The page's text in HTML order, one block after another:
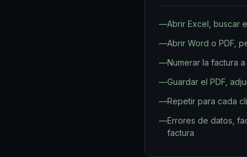
—Abrir Excel, buscar
—Abrir Word o PDF,
—Numerar la factura
—Guardar el PDF,
—Repetir para cada
—Errores de datos,
factura